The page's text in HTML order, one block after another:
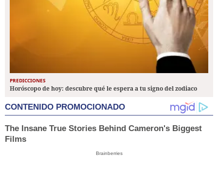
PREDICCIONES
Horóscopo de hoy: descubre qué le espera a tu signo del zodiaco
CONTENIDO PROMOCIONADO
The Insane True Stories Behind Cameron's Biggest
Films
Brainberries